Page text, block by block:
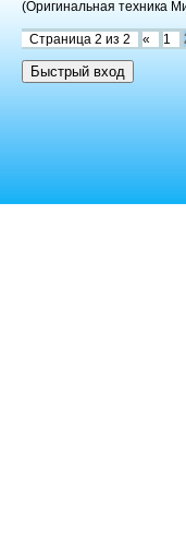
(Оригинальная техника
Страница 2 из 2 « 1